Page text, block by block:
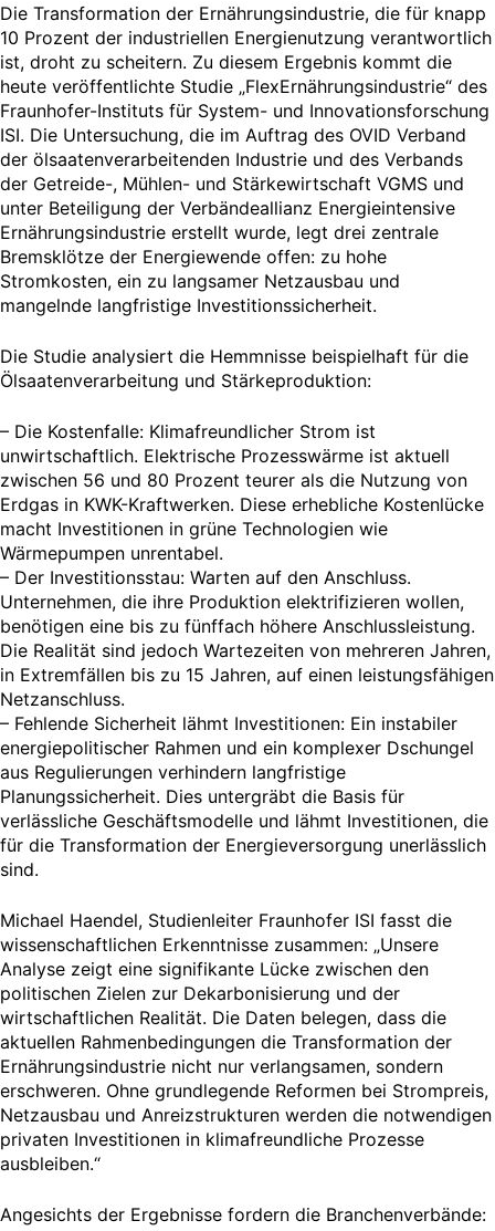
Die Transformation der Ernährungsindustrie, die für knapp
10 Prozent der industriellen Energienutzung verantwortlich
ist, droht zu scheitern. Zu diesem Ergebnis kommt die
heute veröffentlichte Studie „FlexErnährungsindustrie“ des
Fraunhofer-Instituts für System- und Innovationsforschung
ISI. Die Untersuchung, die im Auftrag des OVID Verband
der ölsaatenverarbeitenden Industrie und des Verbands
der Getreide-, Mühlen- und Stärkewirtschaft VGMS und
unter Beteiligung der Verbändeallianz Energieintensive
Ernährungsindustrie erstellt wurde, legt drei zentrale
Bremsklötze der Energiewende offen: zu hohe
Stromkosten, ein zu langsamer Netzausbau und
mangelnde langfristige Investitionssicherheit.
Die Studie analysiert die Hemmnisse beispielhaft für die
Ölsaatenverarbeitung und Stärkeproduktion:
– Die Kostenfalle: Klimafreundlicher Strom ist
unwirtschaftlich. Elektrische Prozesswärme ist aktuell
zwischen 56 und 80 Prozent teurer als die Nutzung von
Erdgas in KWK-Kraftwerken. Diese erhebliche Kostenlücke
macht Investitionen in grüne Technologien wie
Wärmepumpen unrentabel.
– Der Investitionsstau: Warten auf den Anschluss.
Unternehmen, die ihre Produktion elektrifizieren wollen,
benötigen eine bis zu fünffach höhere Anschlussleistung.
Die Realität sind jedoch Wartezeiten von mehreren Jahren,
in Extremfällen bis zu 15 Jahren, auf einen leistungsfähigen
Netzanschluss.
– Fehlende Sicherheit lähmt Investitionen: Ein instabiler
energiepolitischer Rahmen und ein komplexer Dschungel
aus Regulierungen verhindern langfristige
Planungssicherheit. Dies untergräbt die Basis für
verlässliche Geschäftsmodelle und lähmt Investitionen, die
für die Transformation der Energieversorgung unerlässlich
sind.
Michael Haendel, Studienleiter Fraunhofer ISI fasst die
wissenschaftlichen Erkenntnisse zusammen: „Unsere
Analyse zeigt eine signifikante Lücke zwischen den
politischen Zielen zur Dekarbonisierung und der
wirtschaftlichen Realität. Die Daten belegen, dass die
aktuellen Rahmenbedingungen die Transformation der
Ernährungsindustrie nicht nur verlangsamen, sondern
erschweren. Ohne grundlegende Reformen bei Strompreis,
Netzausbau und Anreizstrukturen werden die notwendigen
privaten Investitionen in klimafreundliche Prozesse
ausbleiben.“
Angesichts der Ergebnisse fordern die Branchenverbände: